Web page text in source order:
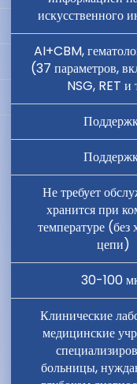
искусственного
AI+CBM,
(37 параметров,
NSG, RET и
Не требует
хранится при
температуре (без
цепи)
30-100
Клинические
медицинские
больницы,